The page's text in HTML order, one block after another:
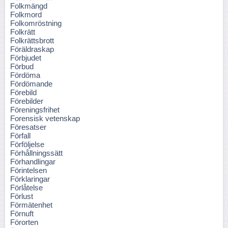
Folkmängd
Folkmord
Folkomröstning
Folkrätt
Folkrättsbrott
Föräldraskap
Förbjudet
Förbud
Fördöma
Fördömande
Förebild
Förebilder
Föreningsfrihet
Forensisk vetenskap
Föresatser
Förfall
Förföljelse
Förhållningssätt
Förhandlingar
Förintelsen
Förklaringar
Förlåtelse
Förlust
Förmätenhet
Förnuft
Förorten